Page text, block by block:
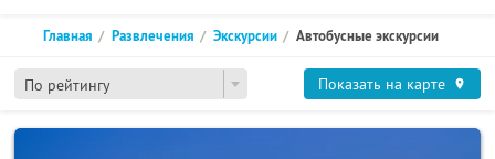
По рейтингу
Главная Развлечения Экскурсии Автобусные экскурсии
Показать на карте